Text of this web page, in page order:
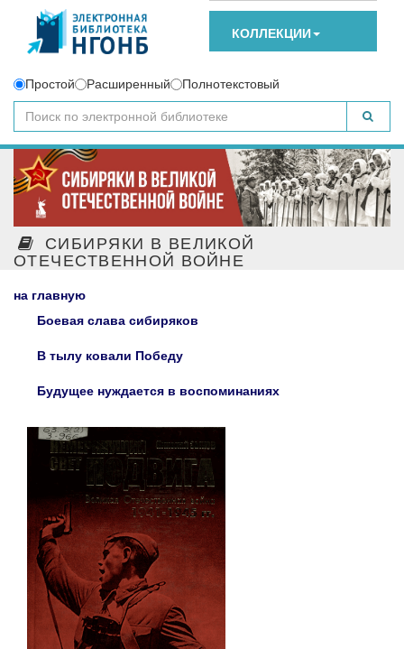
КОЛЛЕКЦИИ
Простой Расширенный Полнотекстовый
СИБИРЯКИ В ВЕЛИКОЙ
ОТЕЧЕСТВЕННОЙ ВОЙНЕ
на главную
Боевая слава сибиряков
В тылу ковали Победу
Будущее нуждается в воспоминаниях